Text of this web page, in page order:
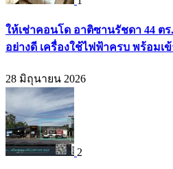
ให้เช่าคอนโด อาติซานรัชดา 44 ตร
อย่างดี เครื่องใช้ไฟฟ้าครบ พร้อมเข้
28 มิถุนายน 2026
2